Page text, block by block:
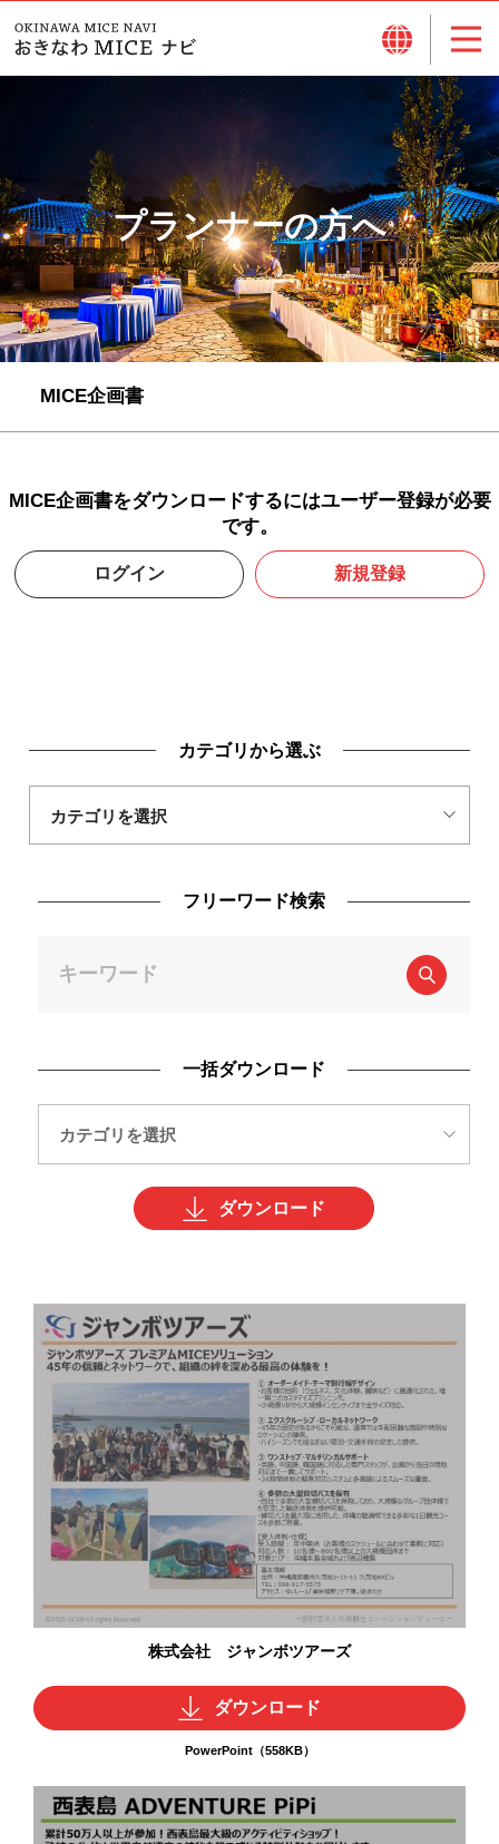
プランナーの方へ
MICE企画書
MICE企画書をダウンロードするにはユーザー登録が必要
です。
ログイン 新規登録
カテゴリから選ぶ
フリーワード検索
一括ダウンロード
ダウンロード
株式会社 ジャンボツアーズ
ダウンロード
PowerPoint（558KB）